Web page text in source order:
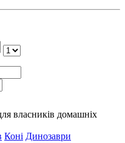
власників домашніх
Коні Динозаври